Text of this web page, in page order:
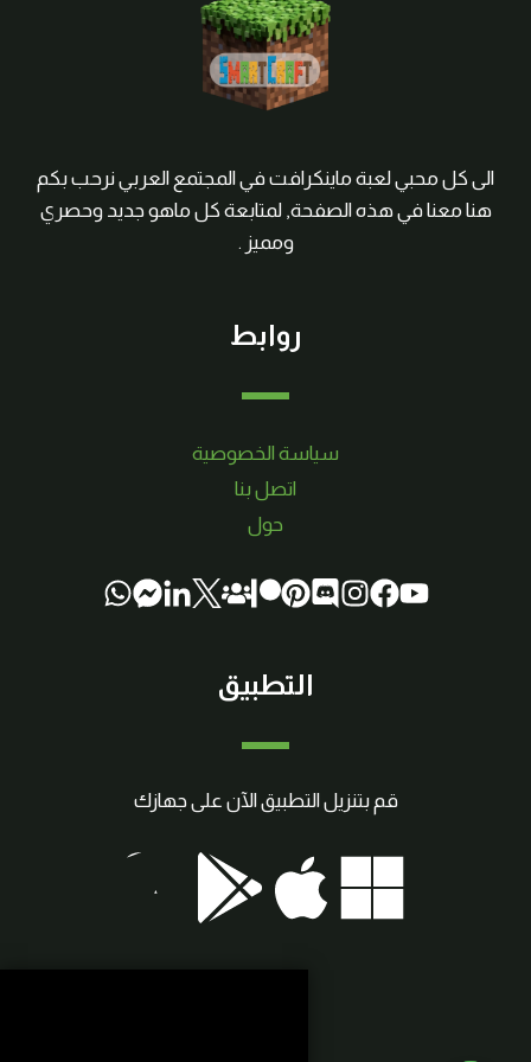
الى كل محبي لعبة ماينكرافت في المجتمع العربي نرحب بكم
هنا معنا في هذه الصفحة, لمتابعة كل ماهو جديد وحصري
ومميز .
روابط
سياسة الخصوصية
اتصل بنا
حول
التطبيق
قم بتنزيل التطبيق الآن على جهازك